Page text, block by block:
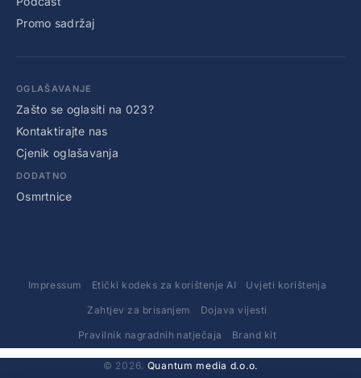
Promo sadržaj
OGLAŠAVANJE
Zašto se oglasiti na 023?
Kontaktirajte nas
Cjenik oglašavanja
DODATNO
Osmrtnice
Impressum Etički kodeks za korištenje AI Uvjeti korištenja
Zahtjev za brisanjem Dojava vijesti
Pravilnik nagradnih natječaja Brand kit
© 2026. Quantum media d.o.o.